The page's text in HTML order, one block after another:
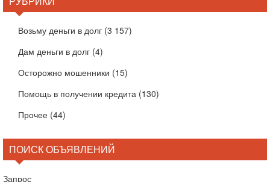
Возьму деньги в долг (3 157)
Дам деньги в долг (4)
Осторожно мошенники (15)
Помощь в получении кредита (130)
Прочее (44)
ПОИСК ОБЪЯВЛЕНИЙ
Запрос